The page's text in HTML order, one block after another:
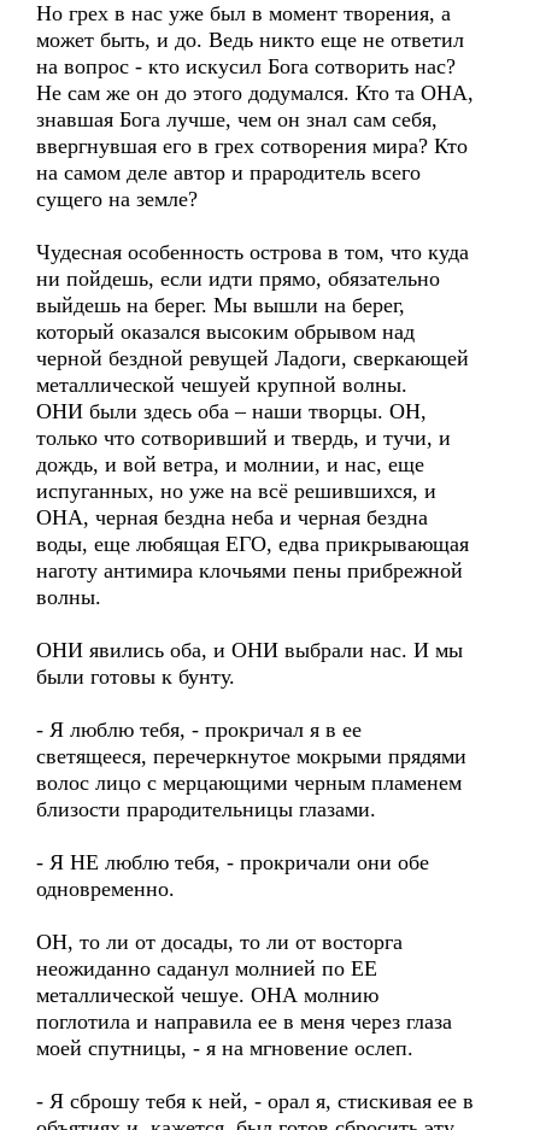
Но грех в нас уже был в момент творения, а
может быть, и до. Ведь никто еще не ответил
на вопрос - кто искусил Бога сотворить нас?
Не сам же он до этого додумался. Кто та ОНА,
знавшая Бога лучше, чем он знал сам себя,
ввергнувшая его в грех сотворения мира? Кто
на самом деле автор и прародитель всего
сущего на земле?
Чудесная особенность острова в том, что куда
ни пойдешь, если идти прямо, обязательно
выйдешь на берег. Мы вышли на берег,
который оказался высоким обрывом над
черной бездной ревущей Ладоги, сверкающей
металлической чешуей крупной волны.
ОНИ были здесь оба – наши творцы. ОН,
только что сотворивший и твердь, и тучи, и
дождь, и вой ветра, и молнии, и нас, еще
испуганных, но уже на всё решившихся, и
ОНА, черная бездна неба и черная бездна
воды, еще любящая ЕГО, едва прикрывающая
наготу антимира клочьями пены прибрежной
волны.
ОНИ явились оба, и ОНИ выбрали нас. И мы
были готовы к бунту.
- Я люблю тебя, - прокричал я в ее
светящееся, перечеркнутое мокрыми прядями
волос лицо с мерцающими черным пламенем
близости прародительницы глазами.
- Я НЕ люблю тебя, - прокричали они обе
одновременно.
ОН, то ли от досады, то ли от восторга
неожиданно саданул молнией по ЕЕ
металлической чешуе. ОНА молнию
поглотила и направила ее в меня через глаза
моей спутницы, - я на мгновение ослеп.
- Я сброшу тебя к ней, - орал я, стискивая ее в